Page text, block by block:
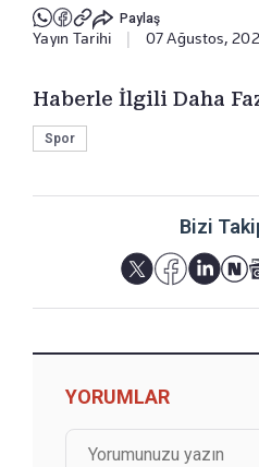
Paylaş
Yayın Tarihi 07 Ağustos,
Haberle İlgili Daha
Spor
Bizi
YORUMLAR